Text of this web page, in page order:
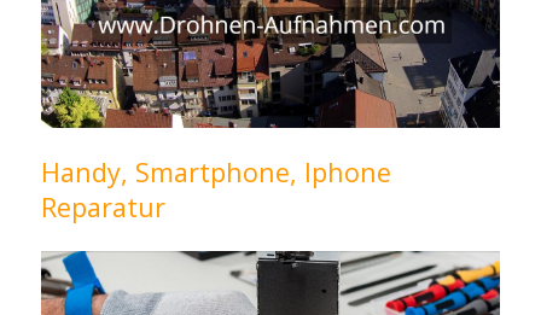
Handy, Smartphone, Iphone
Reparatur